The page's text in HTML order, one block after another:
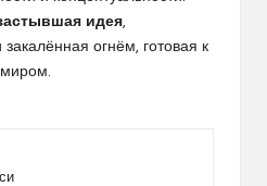
идея,
огнём, готовая к
миром.